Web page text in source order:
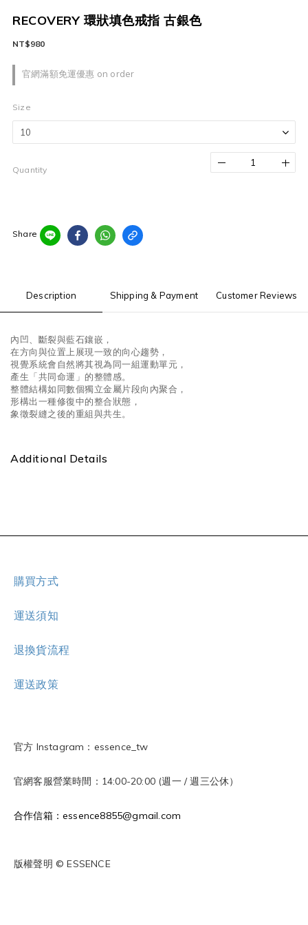
RECOVERY 環狀填色戒指 古銀色
官網滿額免運優惠 on order
NT$980
Size
Quantity
Share
Description Shipping & Payment Customer Reviews
內凹、斷裂與藍石鑲嵌，
在方向與位置上展現一致的向心趨勢，
視覺系統會自然將其視為同一組運動單元，
產生「共同命運」的整體感。
整體結構如同數個獨立金屬片段向內聚合，
形構出一種修復中的整合狀態，
象徵裂縫之後的重組與共生。
Additional Details
購買方式
運送須知
退換貨流程
運送政策
官方 Instagram：essence_tw
官網客服營業時間：14:00-20:00 (週一 / 週三公休）
合作信箱：essence8855@gmail.com
版權聲明 © ESSENCE